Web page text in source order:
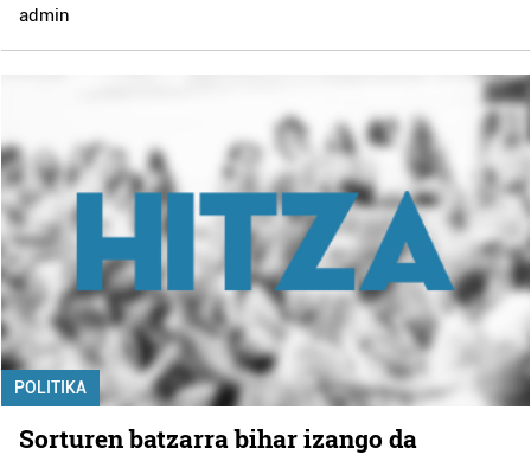
admin
POLITIKA
Sorturen batzarra bihar izango da